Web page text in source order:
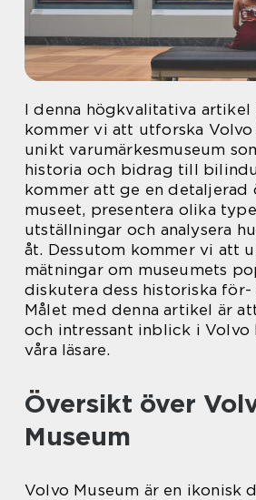
I denna högkvalitativa
kommer vi att utforska Volvo
unikt varumärkesmuseum
historia och bidrag till
kommer att ge en detaljerad
museet, presentera olika
utställningar och analysera
åt. Dessutom kommer vi att
mätningar om museumets
diskutera dess historiska för-
Målet med denna artikel är
och intressant inblick i Volvo
våra läsare.
Översikt över
Museum
Volvo Museum är en ikonisk